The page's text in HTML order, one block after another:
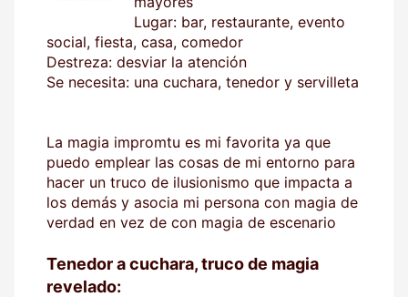
Lugar: bar, restaurante, evento
social, fiesta, casa, comedor
Destreza: desviar la atención
Se necesita: una cuchara, tenedor y servilleta
La magia impromtu es mi favorita ya que
puedo emplear las cosas de mi entorno para
hacer un truco de ilusionismo que impacta a
los demás y asocia mi persona con magia de
verdad en vez de con magia de escenario
Tenedor a cuchara, truco de magia
revelado: